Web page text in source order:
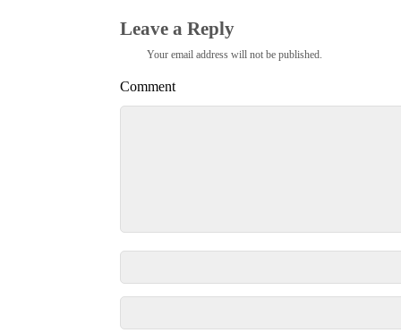
Leave a Reply
Your email address will not be published.
Comment